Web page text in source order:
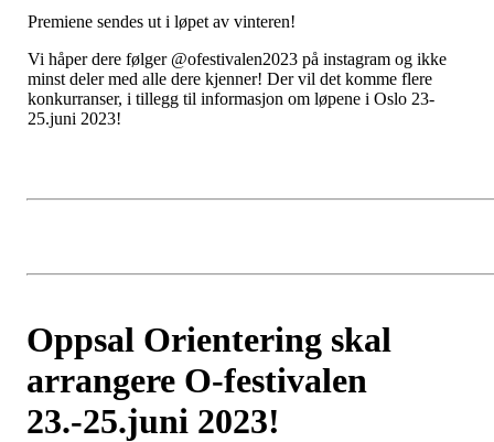
Premiene sendes ut i løpet av vinteren!
Vi håper dere følger @ofestivalen2023 på instagram og ikke
minst deler med alle dere kjenner! Der vil det komme flere
konkurranser, i tillegg til informasjon om løpene i Oslo 23-
25.juni 2023!
Oppsal Orientering skal
arrangere O-festivalen
23.-25.juni 2023!